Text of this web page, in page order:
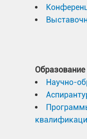
Образование
Научно-